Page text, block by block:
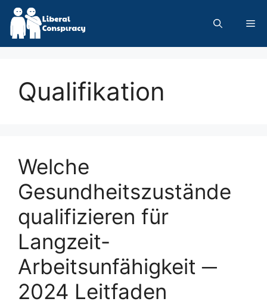
Skip
content
Qualifikation
Welche
Gesundheitszustände
qualifizieren für
Langzeit-
Arbeitsunfähigkeit ─
2024 Leitfaden